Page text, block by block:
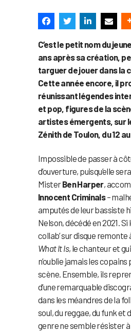
C’est le petit nom du
ans après sa création,
targuer de jouer dans la
Cette année encore, il
réunissant légendes
et pop, figures de la
artistes émergents, sur
Zénith de Toulon, du 12
Impossible de passer à
d’ouverture, puisqu’elle
MisterBen Harper,
Innocent Criminals–
amputés de leur bassiste
Nelson, décédé en 2021.
collab’ sur disque remonte
What It Is, le chanteur et
n’oublie jamais les
scène. Ensemble, ils
d’une remarquable
dans les méandres de la
soul, du reggae, du funk et
genre ne semble résister